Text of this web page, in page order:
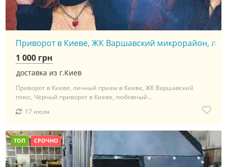
Приворот в Киеве, ЖК Варшавский микрорайон,
доставка из г.Киев
1 000 грн
Приворот в Киеве, личный прием в Киеве, ЖК Варшавский
плюс, Чёрный приворот в Киеве, любовный...
17 июля
ТОП СРОЧНО